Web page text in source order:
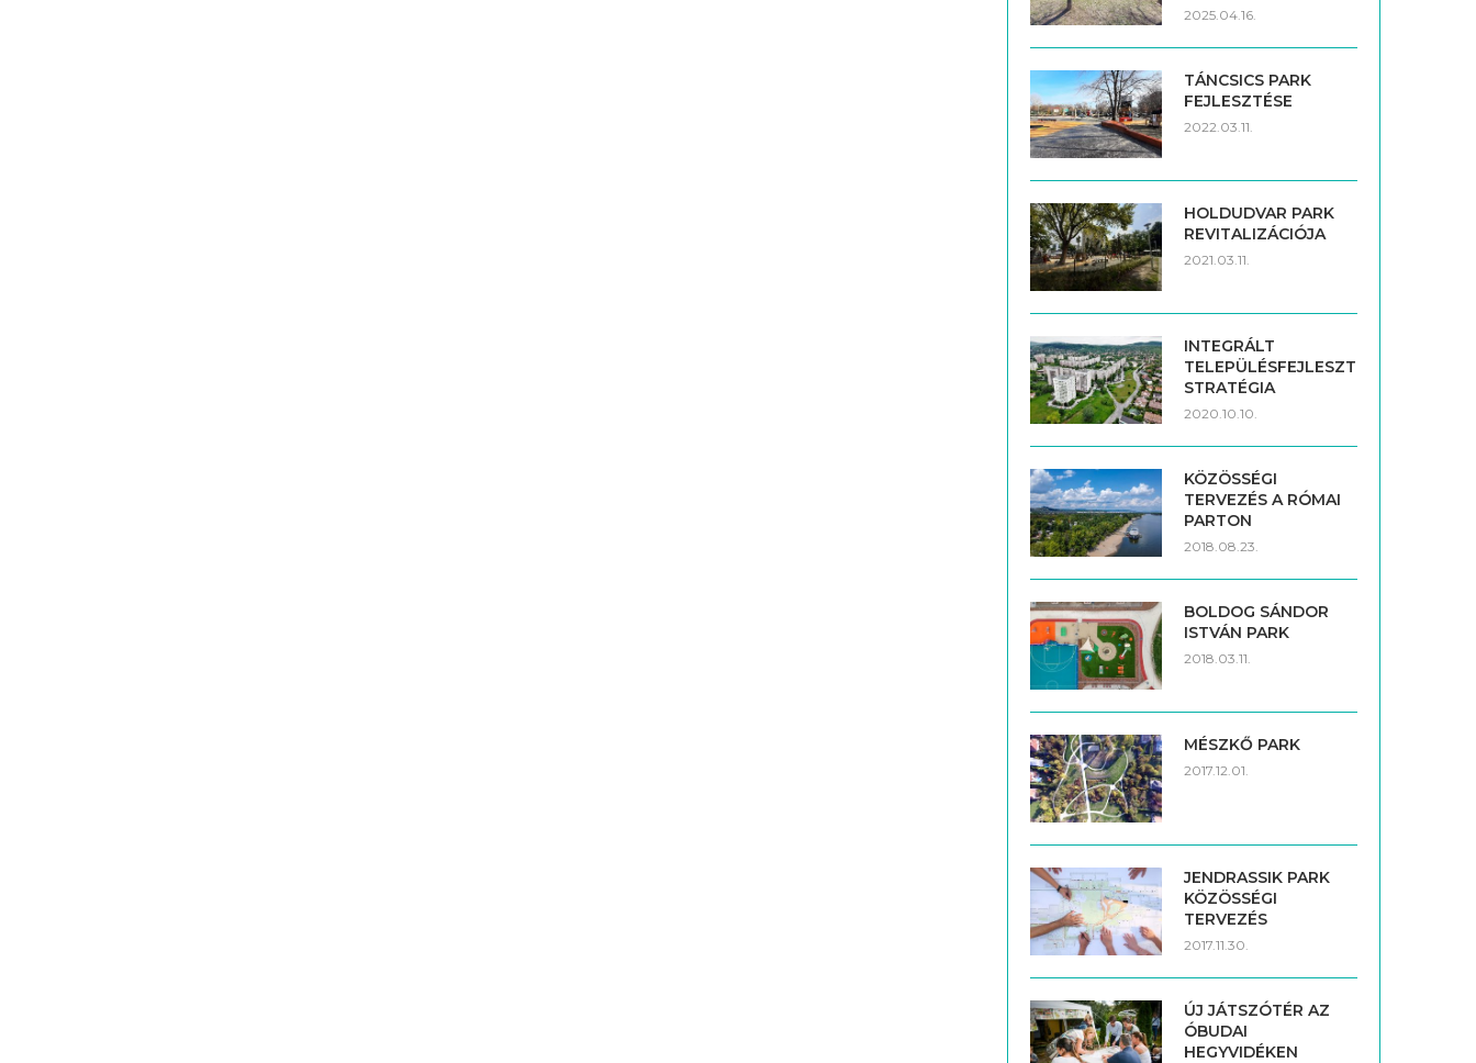
2025.04.16.
TÁNCSICS PARK
FEJLESZTÉSE
2022.03.11.
HOLDUDVAR PARK
REVITALIZÁCIÓJA
2021.03.11.
INTEGRÁLT
TELEPÜLÉSFEJLESZTÉSI
STRATÉGIA
2020.10.10.
KÖZÖSSÉGI
TERVEZÉS A RÓMAI
PARTON
2018.08.23.
BOLDOG SÁNDOR
ISTVÁN PARK
2018.03.11.
MÉSZKŐ PARK
2017.12.01.
JENDRASSIK PARK
KÖZÖSSÉGI
TERVEZÉS
2017.11.30.
ÚJ JÁTSZÓTÉR AZ
ÓBUDAI
HEGYVIDÉKEN